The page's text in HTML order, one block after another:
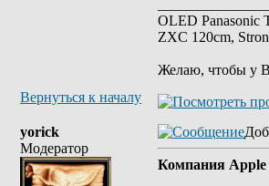
OLED Panasonic
ZXC 120cm,
Желаю, чтобы у
Вернуться к началу
yorick
Модератор
Компания Apple